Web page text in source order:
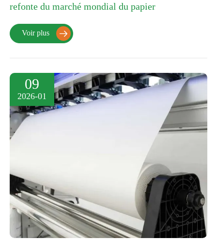
refonte du marché mondial du papier
Voir plus 
09
2026-01